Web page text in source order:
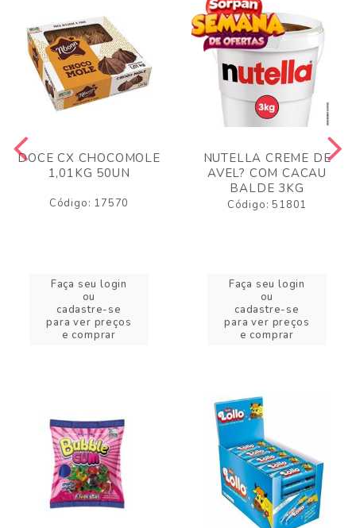
DOCE CX CHOCOMOLE
1,01KG 50UN
Código: 17570
Faça seu login
ou
cadastre-se
para ver preços
e comprar
NUTELLA CREME DE
AVEL? COM CACAU
BALDE 3KG
Código: 51801
Faça seu login
ou
cadastre-se
para ver preços
e comprar